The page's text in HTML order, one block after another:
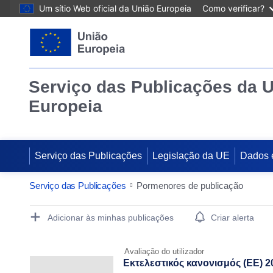
Um sítio Web oficial da União Europeia Como verificar?
Serviço das Publicações da
Europeia
Serviço das Publicações Legislação da UE Dados
Serviço das Publicações Pormenores de publicação
Publication Detail Actions Portlet
Adicionar às minhas publicações Criar alerta
Avaliação do utilizador
Εκτελεστικός κανονισμός (ΕΕ)